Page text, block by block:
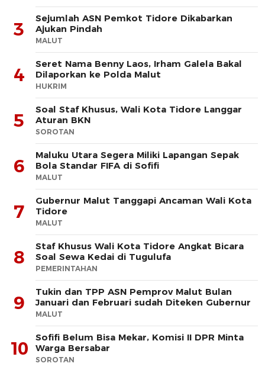
3
Sejumlah ASN Pemkot Tidore Dikabarkan
Ajukan Pindah
MALUT
4
Seret Nama Benny Laos, Irham Galela Bakal
Dilaporkan ke Polda Malut
HUKRIM
5
Soal Staf Khusus, Wali Kota Tidore Langgar
Aturan BKN
SOROTAN
6
Maluku Utara Segera Miliki Lapangan Sepak
Bola Standar FIFA di Sofifi
MALUT
7
Gubernur Malut Tanggapi Ancaman Wali Kota
Tidore
MALUT
8
Staf Khusus Wali Kota Tidore Angkat Bicara
Soal Sewa Kedai di Tugulufa
PEMERINTAHAN
9
Tukin dan TPP ASN Pemprov Malut Bulan
Januari dan Februari sudah Diteken Gubernur
MALUT
10
Sofifi Belum Bisa Mekar, Komisi II DPR Minta
Warga Bersabar
SOROTAN